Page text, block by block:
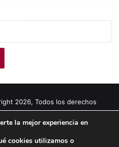
2026, Todos los derechos
YouTubeInstagram
la mejor experiencia en
cookies utilizamos o